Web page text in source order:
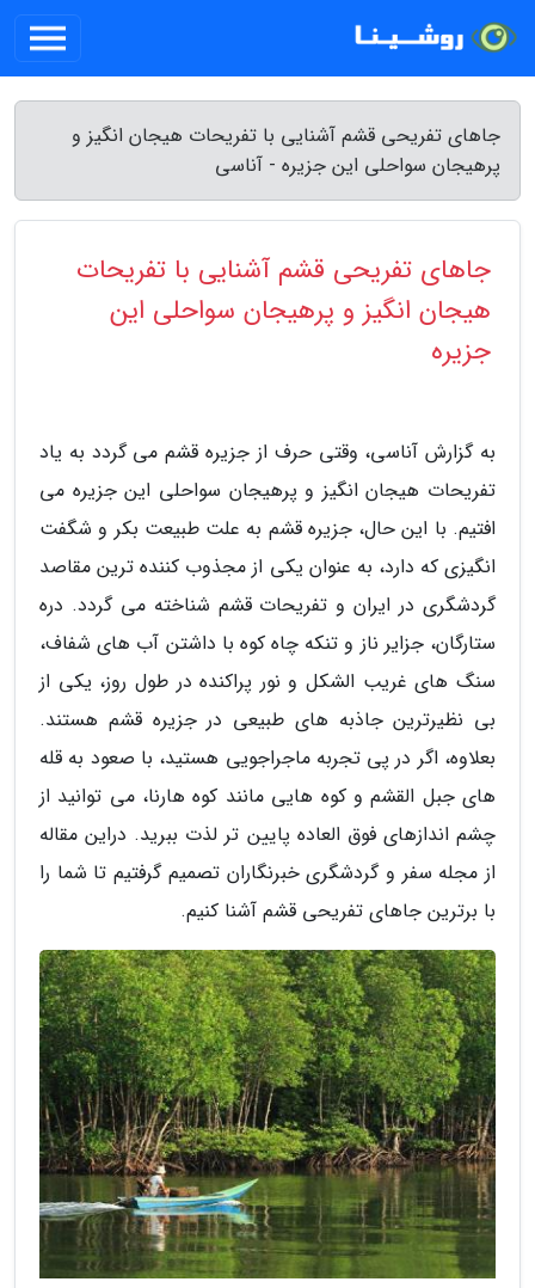
جاهای تفریحی قشم آشنایی با تفریحات هیجان انگیز و
پرهیجان سواحلی این جزیره - آناسی
جاهای تفریحی قشم آشنایی با تفریحات
هیجان انگیز و پرهیجان سواحلی این
جزیره
به گزارش آناسی، وقتی حرف از جزیره قشم می گردد به یاد
تفریحات هیجان انگیز و پرهیجان سواحلی این جزیره می
افتیم. با این حال، جزیره قشم به علت طبیعت بکر و شگفت
انگیزی که دارد، به عنوان یکی از مجذوب کننده ترین مقاصد
گردشگری در ایران و تفریحات قشم شناخته می گردد. دره
ستارگان، جزایر ناز و تنکه چاه کوه با داشتن آب های شفاف،
سنگ های غریب الشکل و نور پراکنده در طول روز، یکی از
بی نظیرترین جاذبه های طبیعی در جزیره قشم هستند.
بعلاوه، اگر در پی تجربه ماجراجویی هستید، با صعود به قله
های جبل القشم و کوه هایی مانند کوه هارنا، می توانید از
چشم اندازهای فوق العاده پایین تر لذت ببرید. دراین مقاله
از مجله سفر و گردشگری خبرنگاران تصمیم گرفتیم تا شما را
با برترین جاهای تفریحی قشم آشنا کنیم.